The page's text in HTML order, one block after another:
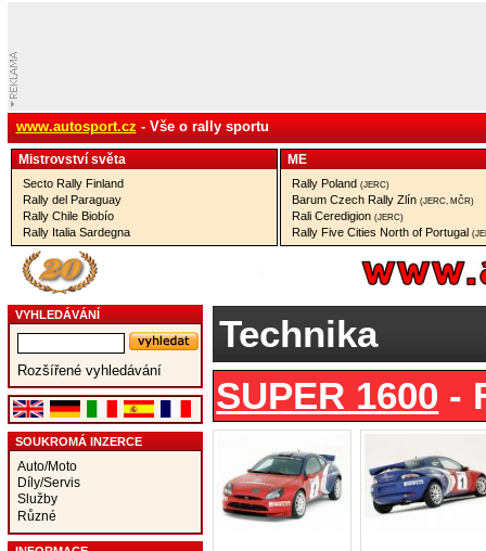
www.autosport.cz - Vše o rally sportu
Mistrovství­ světa
Secto Rally Finland
Rally del Paraguay
Rally Chile Biobío
Rally Italia Sardegna
ME
Rally Poland (JERC)
Barum Czech Rally Zlín (JERC, MČR)
Rali Ceredigion (JERC)
Rally Five Cities North of Portugal
VYHLEDÁVÁNÍ
Rozšířené vyhledávání
SOUKROMÁ INZERCE
Auto/Moto
Díly/Servis
Služby
Různé
Technika
SUPER 1600 -